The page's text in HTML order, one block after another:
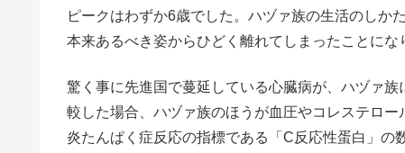
ピークはわずか6歳でした。ハヅァ族の生活のしか
本来あるべき姿からひどく離れてしまったことにな
驚く事に先進国で蔓延している心臓病が、ハヅァ
較した場合、ハヅァ族のほうが血圧やコレステロ
炎たんぱく症反応の指標である「C反応性蛋白」